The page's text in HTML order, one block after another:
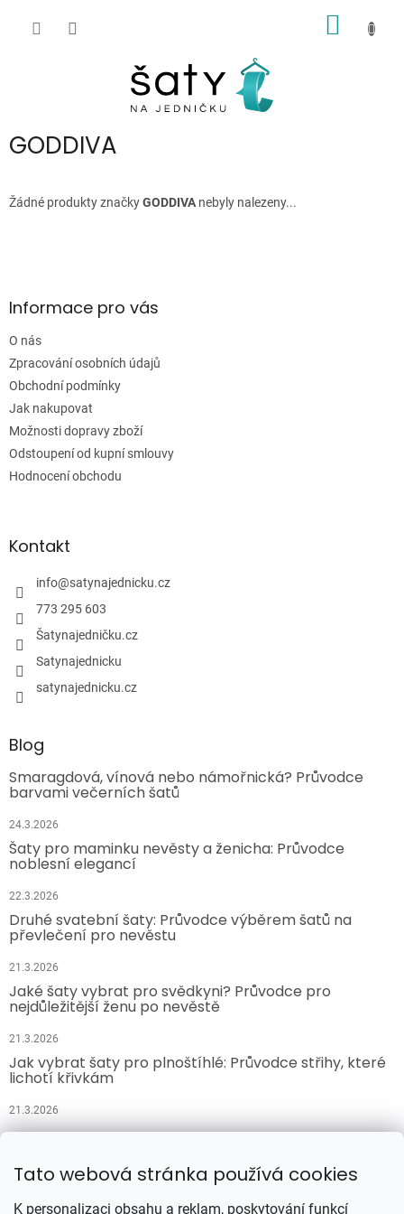
Tato webová stránka používá cookies
K personalizaci obsahu a reklam, poskytování funkcí
GODDIVA
Žádné produkty značkyGODDIVAnebyly nalezeny...
aInformace pro vás
O nás
Zpracování osobních údajů
Obchodní podmínky
Jak nakupovat
Možnosti dopravy zboží
Odstoupení od kupní smlouvy
Hodnocení obchodu
Kontakt
info@satynajednicku.cz
773 295 603
Šatynajedničku.cz
Satynajednicku
satynajednicku.cz
Blog
Smaragdová, vínová nebo námořnická? Průvodce
barvami večerních šatů
24.3.2026
Šaty pro maminku nevěsty a ženicha: Průvodce
noblesní elegancí
22.3.2026
Druhé svatební šaty: Průvodce výběrem šatů na
převlečení pro nevěstu
21.3.2026
Jaké šaty vybrat pro svědkyni? Průvodce pro
nejdůležitější ženu po nevěstě
21.3.2026
Jak vybrat šaty pro plnoštíhlé: Průvodce střihy, které
lichotí křivkám
21.3.2026
Přijímáme online platby